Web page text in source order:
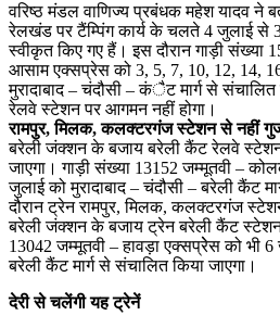
वरिष्ठ मंडल वाणिज्य प्रबंधक महेश यादव ने
रेलखंड पर टैंम्पिंग कार्य के चलते 4 जुलाई से
स्वीकृत किए गए हैं। इस दौरान गाड़ी संख्या
आसाम एक्सप्रेस को 3, 5, 7, 10, 12, 14,
मुरादाबाद – चंदौसी – कंैट मार्ग से संचालित
रेलवे स्टेशन पर आगमन नहीं होगा।
रामपुर, मिलक, कलक्टरगंज स्टेशन से नहीं
बरेली जंक्शन के बजाय बरेली कैंट रेलवे स्टेशन
जाएगा। गाड़ी संख्या 13152 जम्मूतवी –
जुलाई को मुरादाबाद – चंदौसी – बरेली कैंट
दौरान ट्रेन रामपुर, मिलक, कलक्टरगंज
बरेली जंक्शन के बजाय ट्रेन बरेली कैंट स्टेशन
13042 जम्मूतवी – हावड़ा एक्सप्रेेस को भी 6
बरेली कैंट मार्ग से संचालित किया जाएगा।
देरी से चलेंगी यह ट्रेनें